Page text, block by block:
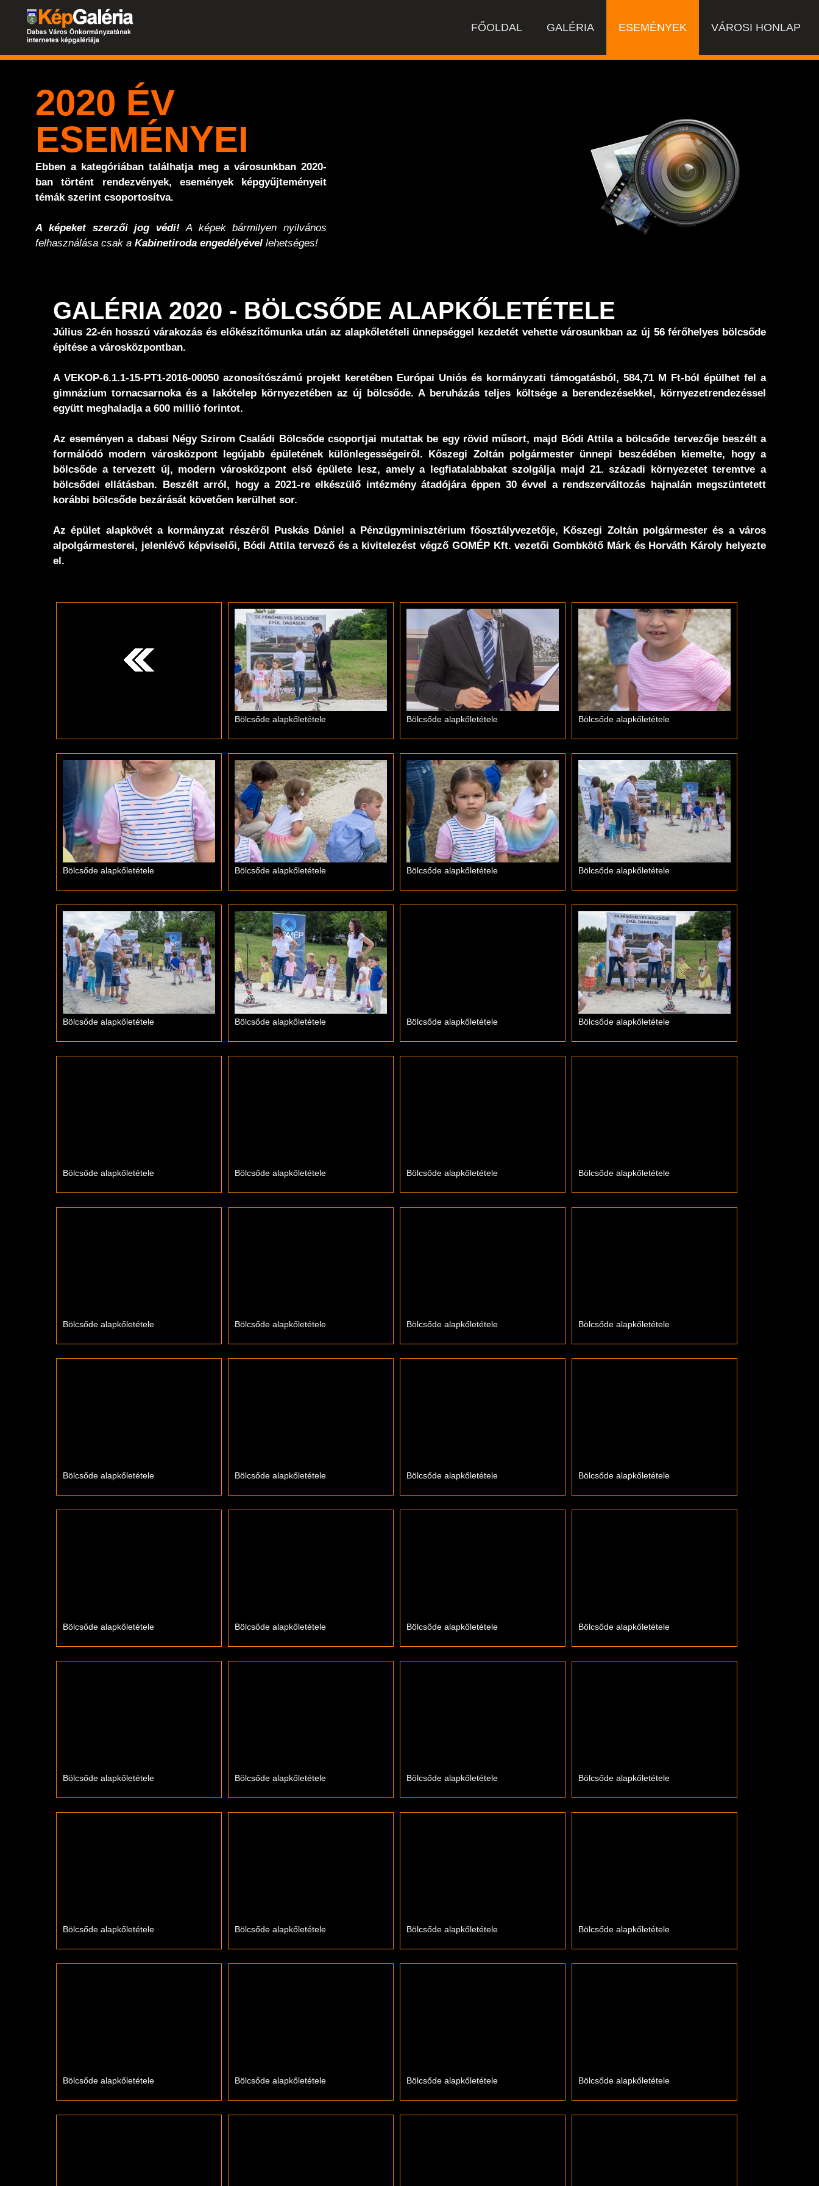
FŐOLDAL GALÉRIA ESEMÉNYEK VÁROSI HONLAP
2020 ÉV
ESEMÉNYEI
Ebben a kategóriában találhatja meg a városunkban 2020-
ban történt rendezvények, események képgyűjteményeit
témák szerint csoportosítva.
A képeket szerzői jog védi! A képek bármilyen nyilvános
felhasználása csak a Kabinetiroda engedélyével lehetséges!
GALÉRIA 2020 - BÖLCSŐDE ALAPKŐLETÉTELE
Július 22-én hosszú várakozás és előkészítőmunka után az alapkőletételi ünnepséggel kezdetét vehette városunkban az új 56 férőhelyes bölcsőde
építése a városközpontban.
A VEKOP-6.1.1-15-PT1-2016-00050 azonosítószámú projekt keretében Európai Uniós és kormányzati támogatásból, 584,71 M Ft-ból épülhet fel a
gimnázium tornacsarnoka és a lakótelep környezetében az új bölcsőde. A beruházás teljes költsége a berendezésekkel, környezetrendezéssel
együtt meghaladja a 600 millió forintot.
Az eseményen a dabasi Négy Szirom Családi Bölcsőde csoportjai mutattak be egy rövid műsort, majd Bódi Attila a bölcsőde tervezője beszélt a
formálódó modern városközpont legújabb épületének különlegességeiről. Kőszegi Zoltán polgármester ünnepi beszédében kiemelte, hogy a
bölcsőde a tervezett új, modern városközpont első épülete lesz, amely a legfiatalabbakat szolgálja majd 21. századi környezetet teremtve a
bölcsődei ellátásban. Beszélt arról, hogy a 2021-re elkészülő intézmény átadójára éppen 30 évvel a rendszerváltozás hajnalán megszüntetett
korábbi bölcsőde bezárását követően kerülhet sor.
Az épület alapkövét a kormányzat részéről Puskás Dániel a Pénzügyminisztérium főosztályvezetője, Kőszegi Zoltán polgármester és a város
alpolgármesterei, jelenlévő képviselői, Bódi Attila tervező és a kivitelezést végző GOMÉP Kft. vezetői Gombkötő Márk és Horváth Károly helyezte
el.
Bölcsőde alapkőletétele Bölcsőde alapkőletétele Bölcsőde alapkőletétele
Bölcsőde alapkőletétele Bölcsőde alapkőletétele Bölcsőde alapkőletétele Bölcsőde alapkőletétele
Bölcsőde alapkőletétele Bölcsőde alapkőletétele Bölcsőde alapkőletétele Bölcsőde alapkőletétele
Bölcsőde alapkőletétele Bölcsőde alapkőletétele Bölcsőde alapkőletétele Bölcsőde alapkőletétele
Bölcsőde alapkőletétele Bölcsőde alapkőletétele Bölcsőde alapkőletétele Bölcsőde alapkőletétele
Bölcsőde alapkőletétele Bölcsőde alapkőletétele Bölcsőde alapkőletétele Bölcsőde alapkőletétele
Bölcsőde alapkőletétele Bölcsőde alapkőletétele Bölcsőde alapkőletétele Bölcsőde alapkőletétele
Bölcsőde alapkőletétele Bölcsőde alapkőletétele Bölcsőde alapkőletétele Bölcsőde alapkőletétele
Bölcsőde alapkőletétele Bölcsőde alapkőletétele Bölcsőde alapkőletétele Bölcsőde alapkőletétele
Bölcsőde alapkőletétele Bölcsőde alapkőletétele Bölcsőde alapkőletétele Bölcsőde alapkőletétele